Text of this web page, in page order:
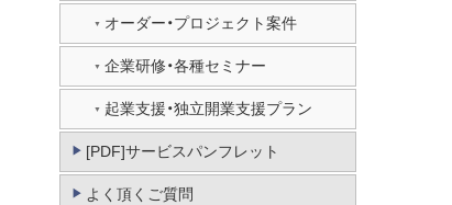
オーダー・プロジェクト案件
企業研修・各種セミナー
起業支援・独立開業支援プラン
[PDF]サービスパンフレット
よく頂くご質問